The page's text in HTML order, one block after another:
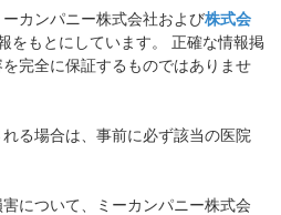
カンパニー株式会社および株式会
をもとにしています。 正確な情報掲
完全に保証するものではありませ
る場合は、事前に必ず該当の医院
について、ミーカンパニー株式会